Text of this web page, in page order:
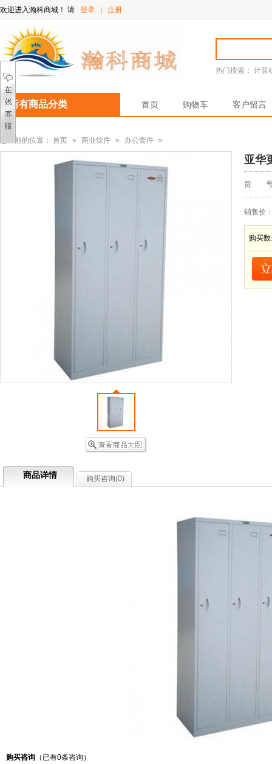
欢迎进入瀚科商城！ 请 登录 注册
热门搜索： 计算
所有商品分类 首页 购物车 客户留言
您当前的位置： 首页 » 商业软件 » 办公套件 »
亚华
货 号
销售价
购买
商品详情 购买咨询(0)
购买咨询 （已有0条咨询）